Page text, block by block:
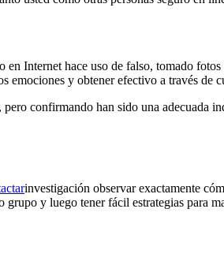
Internet hace uso de falso, tomado fotos
y obtener efectivo a través de
pero confirmando han sido una adecuada
investigación observar exactamente
y luego tener fácil estrategias para